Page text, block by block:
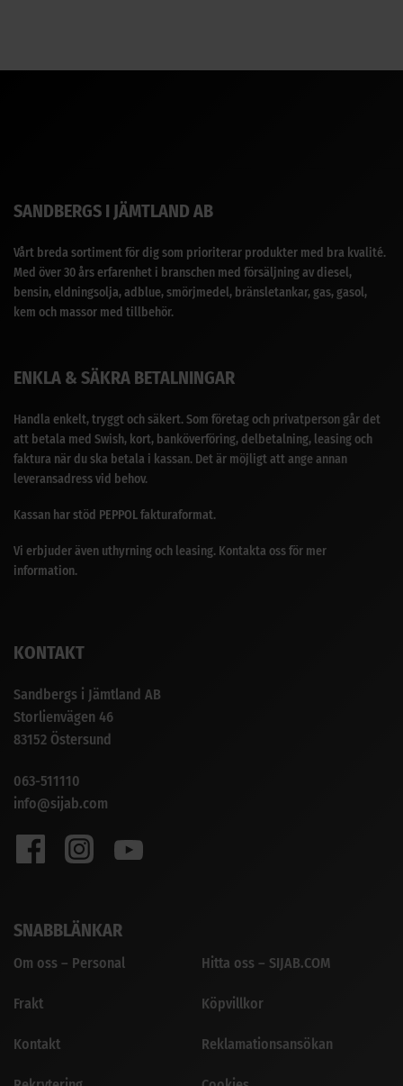
SANDBERGS I JÄMTLAND AB
Vårt breda sortiment för dig som prioriterar produkter med bra kvalité.
Med över 30 års erfarenhet i branschen med försäljning av diesel,
bensin, eldningsolja, adblue, smörjmedel, bränsletankar, gas, gasol,
kem och massor med tillbehör.
ENKLA & SÄKRA BETALNINGAR
Handla enkelt, tryggt och säkert. Som företag och privatperson går det
att betala med Swish, kort, banköverföring, delbetalning, leasing och
faktura när du ska betala i kassan. Det är möjligt att ange annan
leveransadress vid behov.
Kassan har stöd PEPPOL fakturaformat.
Vi erbjuder även uthyrning och leasing. Kontakta oss för mer
information.
KONTAKT
Sandbergs i Jämtland AB
Storlienvägen 46
83152 Östersund
063-511110
info@sijab.com
SNABBLÄNKAR
Om oss – Personal
Frakt
Kontakt
Hitta oss – SIJAB.COM
Köpvillkor
Reklamationsansökan